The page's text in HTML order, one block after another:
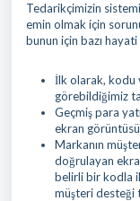
Tedarikçimizin
emin olmak için
bunun için bazı
İlk olarak, kodu
görebildiğimiz
Geçmiş para
ekran
Markanın
doğrulayan
belirli bir kodla
müşteri desteği